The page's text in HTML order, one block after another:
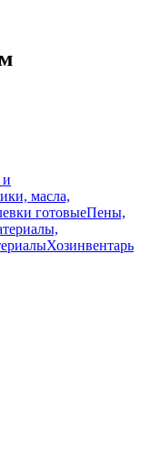
и
масла,
готовыеПены,
Хозинвентарь